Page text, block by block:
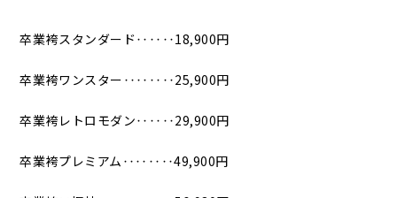
卒業袴スタンダード‥‥‥18,900円
卒業袴ワンスター‥‥‥‥25,900円
卒業袴レトロモダン‥‥‥29,900円
卒業袴プレミアム‥‥‥‥49,900円